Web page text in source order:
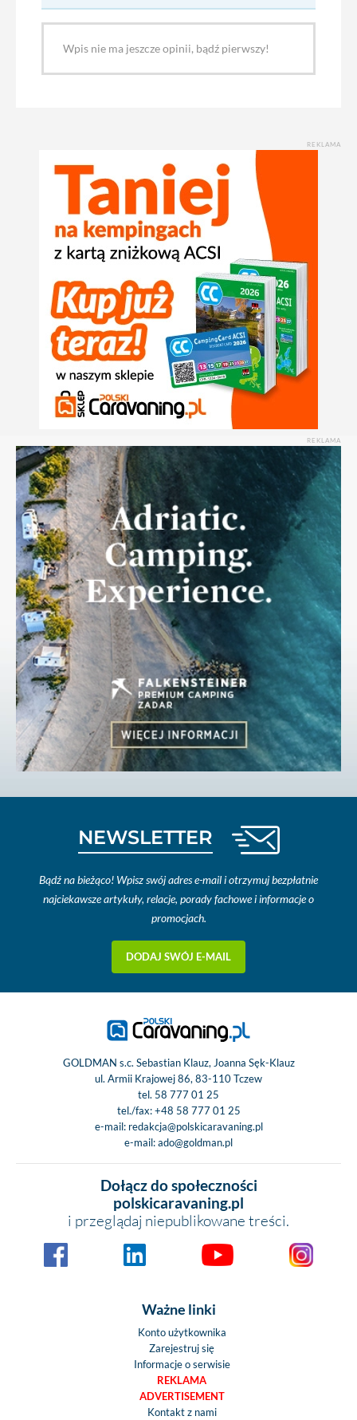
Wpis nie ma jeszcze opinii, bądź pierwszy!
REKLAMA
REKLAMA
NEWSLETTER
Bądź na bieżąco! Wpisz swój adres e-mail i otrzymuj bezpłatnie
najciekawsze artykuły, relacje, porady fachowe i informacje o
promocjach.
DODAJ SWÓJ E-MAIL
GOLDMAN s.c. Sebastian Klauz, Joanna Sęk-Klauz
ul. Armii Krajowej 86, 83-110 Tczew
tel. 58 777 01 25
tel./fax:+48 58 777 01 25
e-mail: redakcja@polskicaravaning.pl
e-mail:ado@goldman.pl
Dołącz do społeczności
polskicaravaning.pl
i przeglądaj niepublikowane treści.
Ważne linki
Konto użytkownika
Zarejestruj się
Informacje o serwisie
REKLAMA
ADVERTISEMENT
Kontakt z nami